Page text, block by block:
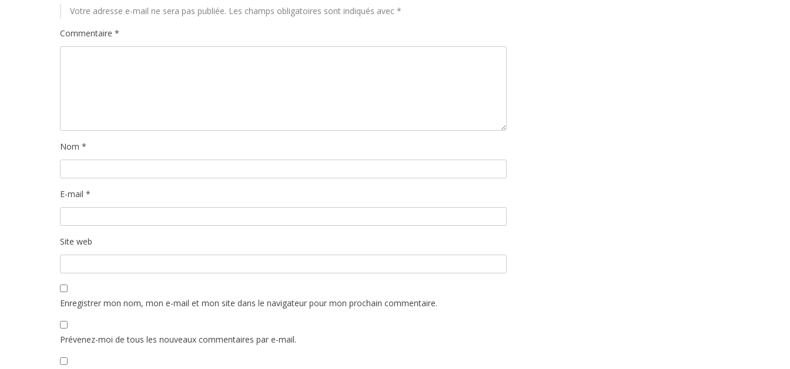
Votre adresse e-mail ne sera pas publiée. Les champs obligatoires sont indiqués avec *
Commentaire *
Nom *
E-mail *
Site web
Enregistrer mon nom, mon e-mail et mon site dans le navigateur pour mon prochain commentaire.
Prévenez-moi de tous les nouveaux commentaires par e-mail.